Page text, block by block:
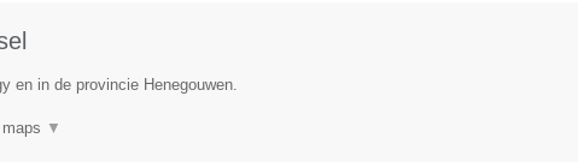
en in de provincie Henegouwen.
▼